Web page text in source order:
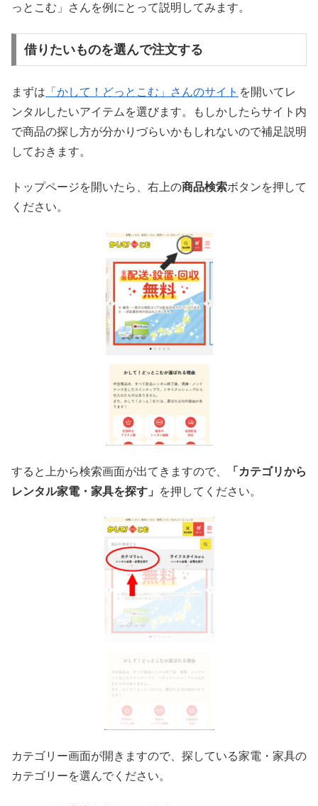
っとこむ」さんを例にとって説明してみます。
借りたいものを選んで注文する
まずは 「かして！どっとこむ」さんのサイト を開いてレ
ンタルしたいアイテムを選びます。もしかしたらサイト内
で商品の探し方が分かりづらいかもしれないので補足説明
しておきます。
トップページを開いたら、右上の商品検索ボタンを押して
ください。
すると上から検索画面が出てきますので、
「カテゴリから
レンタル家電・家具を探す」
を押してください。
カテゴリー画面が開きますので、探している家電・家具の
カテゴリーを選んでください。